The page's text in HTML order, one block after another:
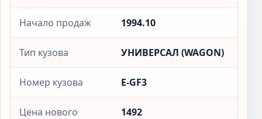
Начало продаж 1994.10
Тип кузова УНИВЕРСАЛ (WAGON)
Номер кузова E-GF3
Цена нового
1492